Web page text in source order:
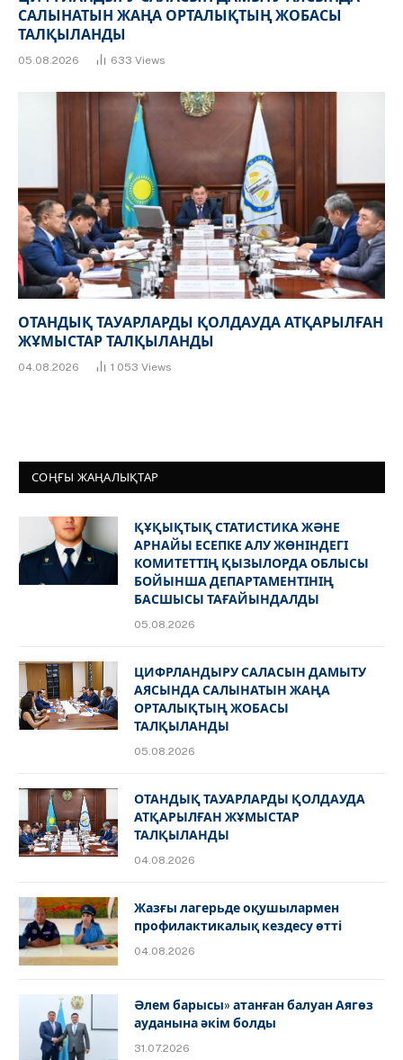
САЛЫНАТЫН ЖАҢА ОРТАЛЫҚТЫҢ ЖОБАСЫ
ТАЛҚЫЛАНДЫ
05.08.2026 633 Views
ОТАНДЫҚ ТАУАРЛАРДЫ ҚОЛДАУДА АТҚАРЫЛҒАН
ЖҰМЫСТАР ТАЛҚЫЛАНДЫ
04.08.2026 1 053 Views
СОҢҒЫ ЖАҢАЛЫҚТАР
ҚҰҚЫҚТЫҚ СТАТИСТИКА ЖӘНЕ
АРНАЙЫ ЕСЕПКЕ АЛУ ЖӨНІНДЕГІ
КОМИТЕТТІҢ ҚЫЗЫЛОРДА ОБЛЫСЫ
БОЙЫНША ДЕПАРТАМЕНТІНІҢ
БАСШЫСЫ ТАҒАЙЫНДАЛДЫ
05.08.2026
ЦИФРЛАНДЫРУ САЛАСЫН ДАМЫТУ
АЯСЫНДА САЛЫНАТЫН ЖАҢА
ОРТАЛЫҚТЫҢ ЖОБАСЫ
ТАЛҚЫЛАНДЫ
05.08.2026
ОТАНДЫҚ ТАУАРЛАРДЫ ҚОЛДАУДА
АТҚАРЫЛҒАН ЖҰМЫСТАР
ТАЛҚЫЛАНДЫ
04.08.2026
Жазғы лагерьде оқушылармен
профилактикалық кездесу өтті
04.08.2026
Әлем барысы» атанған балуан Аягөз
ауданына әкім болды
31.07.2026